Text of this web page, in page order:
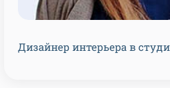
Дизайнер интерьера в